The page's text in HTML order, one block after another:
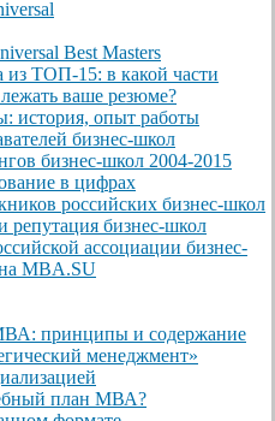
Best Masters
из ТОП-15: в какой части
ваше резюме?
история, опыт работы
бизнес-школ
бизнес-школ 2004-2015
в цифрах
российских бизнес-школ
репутация бизнес-школ
ассоциации бизнес-
MBA.SU
принципы и содержание
менеджмент»
план МВА?